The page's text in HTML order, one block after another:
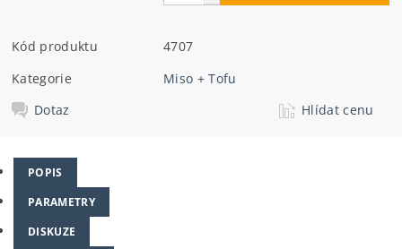
Kód produktu
4707
Kategorie
Miso + Tofu
Dotaz
Hlídat cenu
POPIS
PARAMETRY
DISKUZE